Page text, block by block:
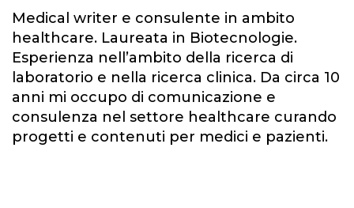
Medical writer e consulente in ambito
healthcare. Laureata in Biotecnologie.
Esperienza nell’ambito della ricerca di
laboratorio e nella ricerca clinica. Da circa 10
anni mi occupo di comunicazione e
consulenza nel settore healthcare curando
progetti e contenuti per medici e pazienti.